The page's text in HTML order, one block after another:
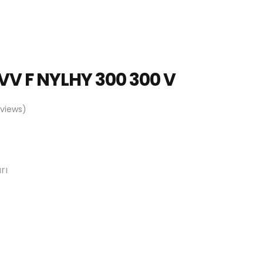
F NYLHY 300 300 V